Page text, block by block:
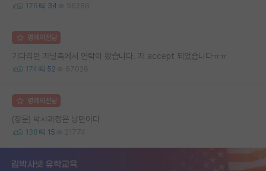
176 34 56286
명예의전당
기다리던 저널측에서 연락이 왔습니다. 저 accept 되었습니다ㅠㅠ
174 52 67026
명예의전당
(장문) 박사과정은 낭만이다
138 15 21774